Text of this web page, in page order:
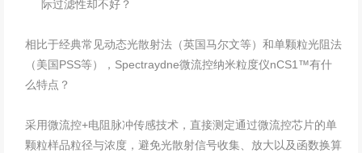
际过滤性却不好？
相比于经典常见动态光散射法（英国马尔文等）和单颗粒光阻法
（美国PSS等），Spectraydne微流控纳米粒度仪nCS1™有什
么特点？
采用微流控+电阻脉冲传感技术，直接测定通过微流控芯片的单
颗粒样品粒径与浓度，避免光散射信号收集、放大以及函数换算